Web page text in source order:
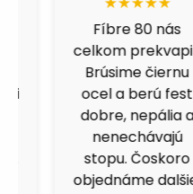
Fíbre 80 nás
celkom prekvapili.
Brúsime čiernu
ocel a berú fest
dobre, nepália a
nenechávajú
stopu. Čoskoro
objednáme dalšie.